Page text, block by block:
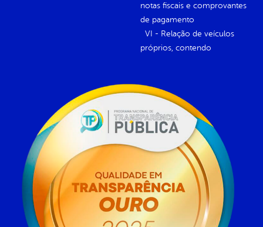
notas fiscais e comprovantes
de pagamento
VI - Relação de veículos
próprios, contendo